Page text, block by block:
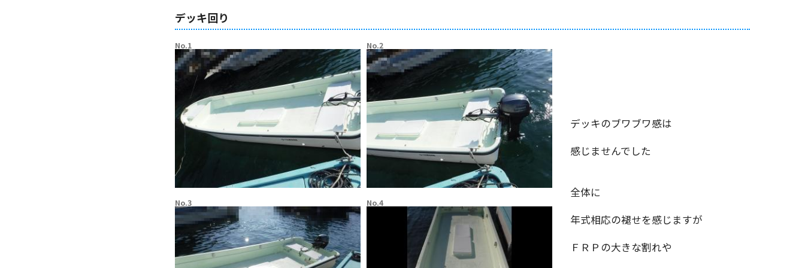
デッキ回り
No.1 No.2
No.3 No.4
デッキのブワブワ感は
感じませんでした
全体に
年式相応の褪せを感じますが
ＦＲＰの大きな割れや